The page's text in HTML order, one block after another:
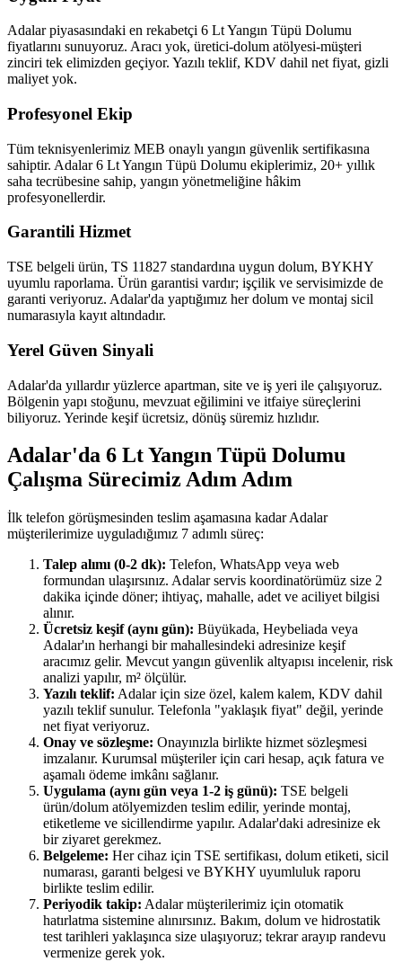
Adalar piyasasındaki en rekabetçi 6 Lt Yangın Tüpü Dolumu
fiyatlarını sunuyoruz. Aracı yok, üretici-dolum atölyesi-müşteri
zinciri tek elimizden geçiyor. Yazılı teklif, KDV dahil net fiyat, gizli
maliyet yok.
Profesyonel Ekip
Tüm teknisyenlerimiz MEB onaylı yangın güvenlik sertifikasına
sahiptir. Adalar 6 Lt Yangın Tüpü Dolumu ekiplerimiz, 20+ yıllık
saha tecrübesine sahip, yangın yönetmeliğine hâkim
profesyonellerdir.
Garantili Hizmet
TSE belgeli ürün, TS 11827 standardına uygun dolum, BYKHY
uyumlu raporlama. Ürün garantisi vardır; işçilik ve servisimizde de
garanti veriyoruz. Adalar'da yaptığımız her dolum ve montaj sicil
numarasıyla kayıt altındadır.
Yerel Güven Sinyali
Adalar'da yıllardır yüzlerce apartman, site ve iş yeri ile çalışıyoruz.
Bölgenin yapı stoğunu, mevzuat eğilimini ve itfaiye süreçlerini
biliyoruz. Yerinde keşif ücretsiz, dönüş süremiz hızlıdır.
Adalar'da 6 Lt Yangın Tüpü Dolumu
Çalışma Sürecimiz Adım Adım
İlk telefon görüşmesinden teslim aşamasına kadar Adalar
müşterilerimize uyguladığımız 7 adımlı süreç:
Talep alımı (0-2 dk): Telefon, WhatsApp veya web
formundan ulaşırsınız. Adalar servis koordinatörümüz size 2
dakika içinde döner; ihtiyaç, mahalle, adet ve aciliyet bilgisi
alınır.
Ücretsiz keşif (aynı gün): Büyükada, Heybeliada veya
Adalar'ın herhangi bir mahallesindeki adresinize keşif
aracımız gelir. Mevcut yangın güvenlik altyapısı incelenir, risk
analizi yapılır, m² ölçülür.
Yazılı teklif: Adalar için size özel, kalem kalem, KDV dahil
yazılı teklif sunulur. Telefonla "yaklaşık fiyat" değil, yerinde
net fiyat veriyoruz.
Onay ve sözleşme: Onayınızla birlikte hizmet sözleşmesi
imzalanır. Kurumsal müşteriler için cari hesap, açık fatura ve
aşamalı ödeme imkânı sağlanır.
Uygulama (aynı gün veya 1-2 iş günü): TSE belgeli
ürün/dolum atölyemizden teslim edilir, yerinde montaj,
etiketleme ve sicillendirme yapılır. Adalar'daki adresinize ek
bir ziyaret gerekmez.
Belgeleme: Her cihaz için TSE sertifikası, dolum etiketi, sicil
numarası, garanti belgesi ve BYKHY uyumluluk raporu
birlikte teslim edilir.
Periyodik takip: Adalar müşterilerimiz için otomatik
hatırlatma sistemine alınırsınız. Bakım, dolum ve hidrostatik
test tarihleri yaklaşınca size ulaşıyoruz; tekrar arayıp randevu
vermenize gerek yok.